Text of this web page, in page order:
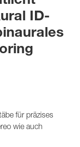
ID-
für präzises
wie auch